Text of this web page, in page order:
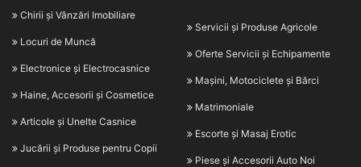
Chirii și Vânzări Imobiliare
Locuri de Muncă
Electronice și Electrocasnice
Haine, Accesorii și Cosmetice
Articole și Unelte Casnice
Jucării și Produse pentru Copii
Servicii și Produse Agricole
Oferte Servicii și Echipamente
Mașini, Motociclete și Bărci
Matrimoniale
Escorte și Masaj Erotic
Piese și Accesorii Auto Noi